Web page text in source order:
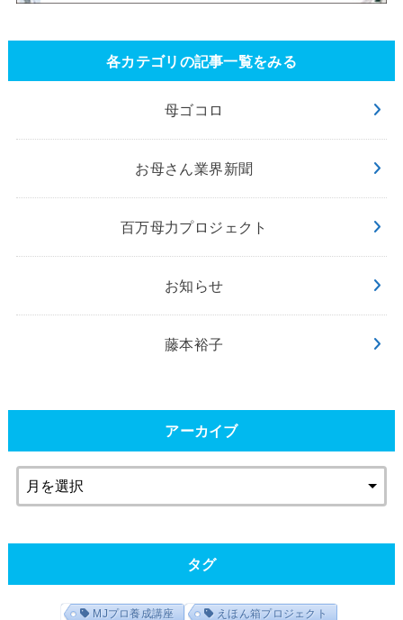
各カテゴリの記事一覧をみる
母ゴコロ
お母さん業界新聞
百万母力プロジェクト
お知らせ
藤本裕子
アーカイブ
タグ
MJプロ養成講座 えほん箱プロジェクト